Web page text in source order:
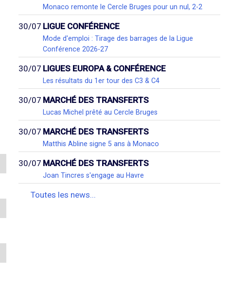
Monaco remonte le Cercle Bruges pour un nul, 2-2
30/07 LIGUE CONFÉRENCE
Mode d'emploi : Tirage des barrages de la Ligue
Conférence 2026-27
30/07 LIGUES EUROPA & CONFÉRENCE
Les résultats du 1er tour des C3 & C4
30/07 MARCHÉ DES TRANSFERTS
Lucas Michel prêté au Cercle Bruges
30/07 MARCHÉ DES TRANSFERTS
Matthis Abline signe 5 ans à Monaco
30/07 MARCHÉ DES TRANSFERTS
Joan Tincres s'engage au Havre
Toutes les news...